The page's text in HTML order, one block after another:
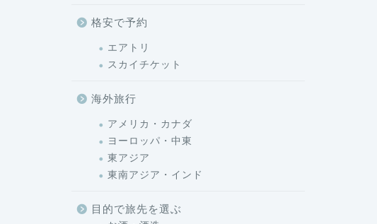
格安で予約
エアトリ
スカイチケット
海外旅行
アメリカ・カナダ
ヨーロッパ・中東
東アジア
東南アジア・インド
目的で旅先を選ぶ